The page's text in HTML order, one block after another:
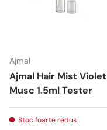
Ajmal
Ajmal Hair Mist Violet
Musc 1.5ml Tester
Stoc foarte redus